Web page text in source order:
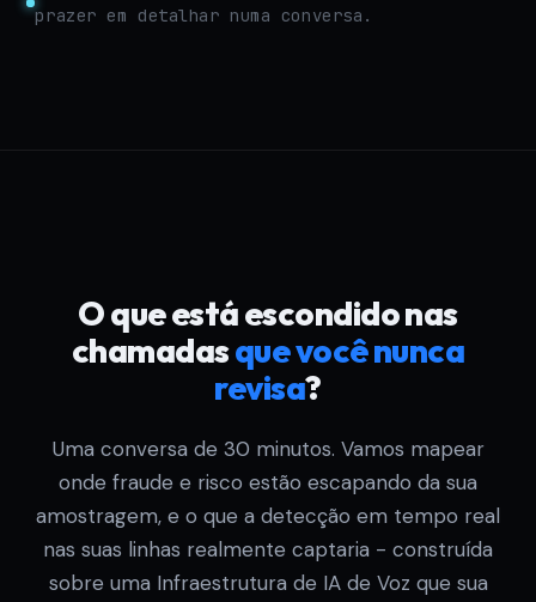
prazer em detalhar numa conversa.
O que está escondido nas
chamadasque você nunca
revisa?
Uma conversa de 30 minutos. Vamos mapear
onde fraude e risco estão escapando da sua
amostragem, e o que a detecção em tempo real
nas suas linhas realmente captaria - construída
sobre uma Infraestrutura de IA de Voz que sua